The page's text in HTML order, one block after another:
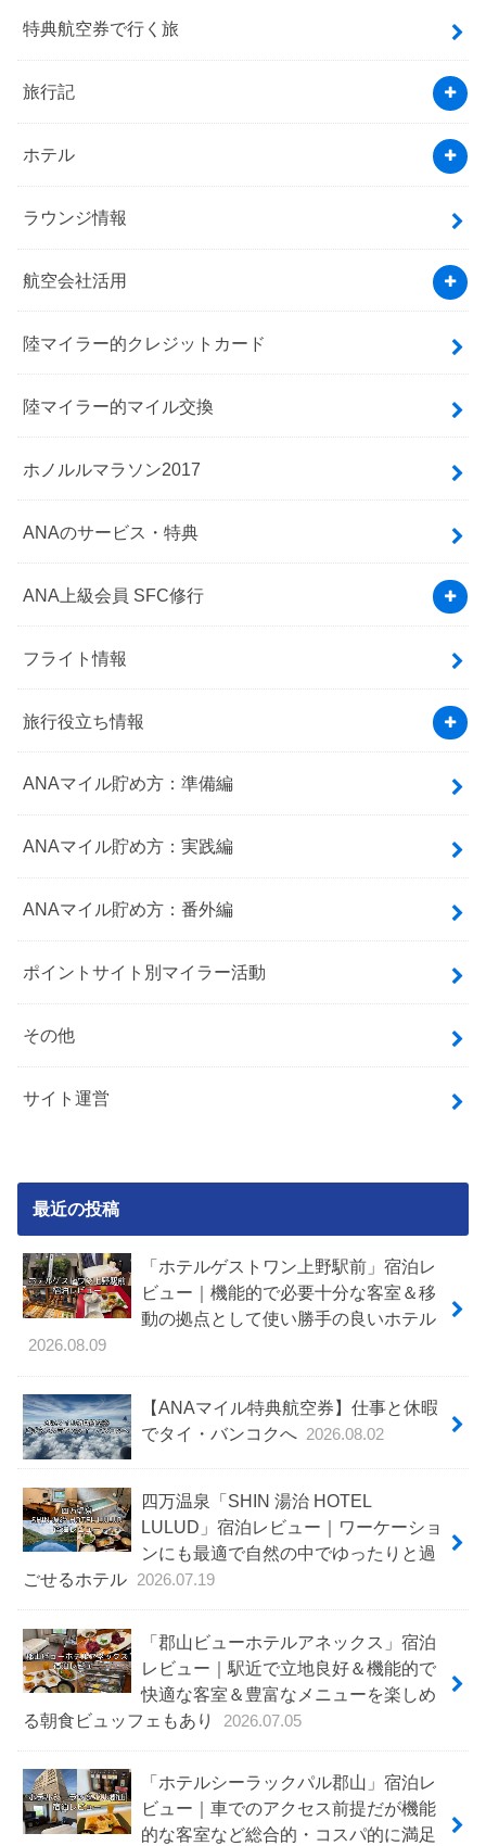
特典航空券で行く旅
旅行記
ホテル
ラウンジ情報
航空会社活用
陸マイラー的クレジットカード
陸マイラー的マイル交換
ホノルルマラソン2017
ANAのサービス・特典
ANA上級会員 SFC修行
フライト情報
旅行役立ち情報
ANAマイル貯め方：準備編
ANAマイル貯め方：実践編
ANAマイル貯め方：番外編
ポイントサイト別マイラー活動
その他
サイト運営
最近の投稿
「ホテルゲストワン上野駅前」宿泊レ
ビュー｜機能的で必要十分な客室＆移
動の拠点として使い勝手の良いホテル
2026.08.09
【ANAマイル特典航空券】仕事と休暇
でタイ・バンコクへ 2026.08.02
四万温泉「SHIN 湯治 HOTEL
LULUD」宿泊レビュー｜ワーケーショ
ンにも最適で自然の中でゆったりと過
ごせるホテル
2026.07.19
「郡山ビューホテルアネックス」宿泊
レビュー｜駅近で立地良好＆機能的で
快適な客室＆豊富なメニューを楽しめ
る朝食ビュッフェもあり
2026.07.05
「ホテルシーラックパル郡山」宿泊レ
ビュー｜車でのアクセス前提だが機能
的な客室など総合的・コスパ的に満足